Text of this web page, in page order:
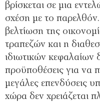
βρίσκεται σε μια
σχέση με το
βελτίωση της
τραπεζών και η
ιδιωτικών κεφαλαίων
προϋποθέσεις για να
μεγάλες επενδύσεις
χώρα δεν χρειάζεται